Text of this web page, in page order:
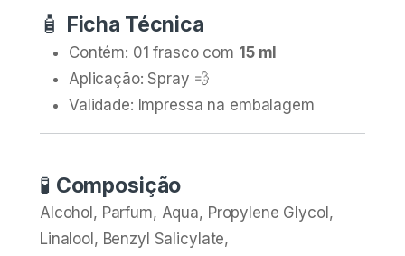
🧴 Ficha Técnica
Contém: 01 frasco com 15 ml
Aplicação: Spray 💨
Validade: Impressa na embalagem
🧪 Composição
Alcohol, Parfum, Aqua, Propylene Glycol,
Linalool, Benzyl Salicylate,